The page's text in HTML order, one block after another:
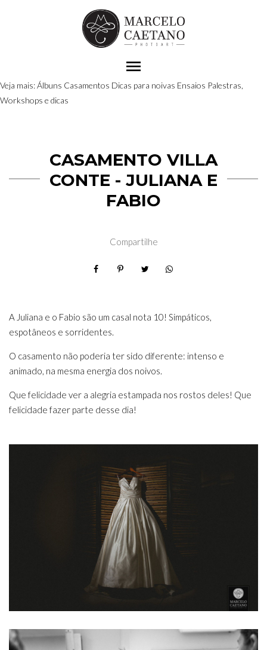
menu
Veja mais:Álbuns Casamentos Dicas para noivas Ensaios Palestras,
Workshops e dicas
CASAMENTO VILLA
CONTE - JULIANA E
FABIO
Compartilhe
A Juliana e o Fabio são um casal nota 10! Simpáticos,
espotâneos e sorridentes.
O casamento não poderia ter sido diferente: intenso e
animado, na mesma energia dos noivos.
Que felicidade ver a alegria estampada nos rostos deles! Que
felicidade fazer parte desse dia!